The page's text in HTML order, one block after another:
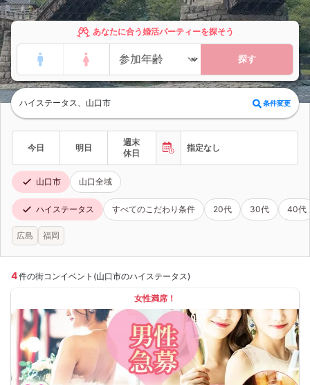
あなたに合う婚活パーティーを探そう
探す
ハイステータス、山口市 条件変更
今日 明日
週末
休日
指定なし
山口市 山口全域
ハイステータス すべてのこだわり条件 20代 30代 40代
広島 福岡
4件の街コンイベント(山口市のハイステータス)
女性満席！